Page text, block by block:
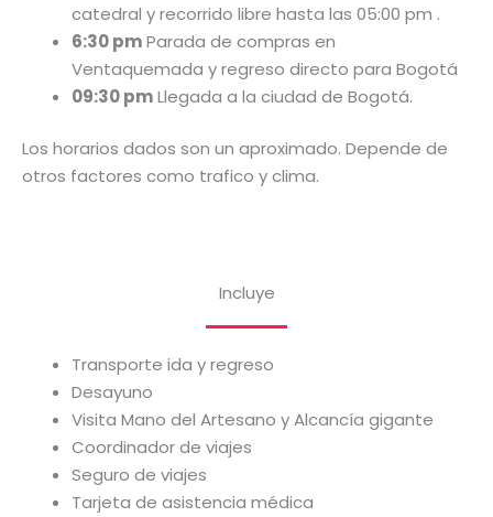
catedral y recorrido libre hasta las 05:00 pm .
6:30 pmParada de compras en
Ventaquemada y regreso directo para Bogotá
09:30 pmLlegada a la ciudad de Bogotá.
Los horarios dados son un aproximado. Depende de
otros factores como trafico y clima.
Incluye
Transporte ida y regreso
Desayuno
Visita Mano del Artesano y Alcancía gigante
Coordinador de viajes
Seguro de viajes
Tarjeta de asistencia médica